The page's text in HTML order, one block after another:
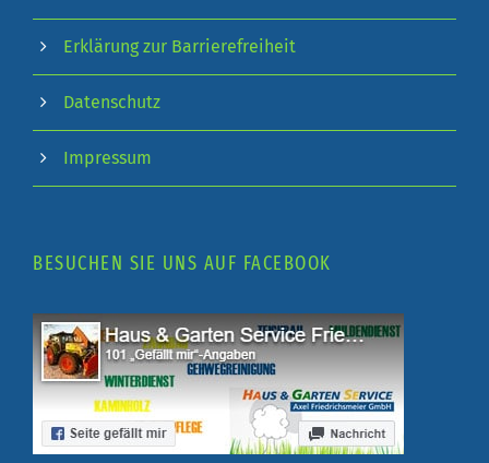
Erklärung zur Barrierefreiheit
Datenschutz
Impressum
BESUCHEN SIE UNS AUF FACEBOOK